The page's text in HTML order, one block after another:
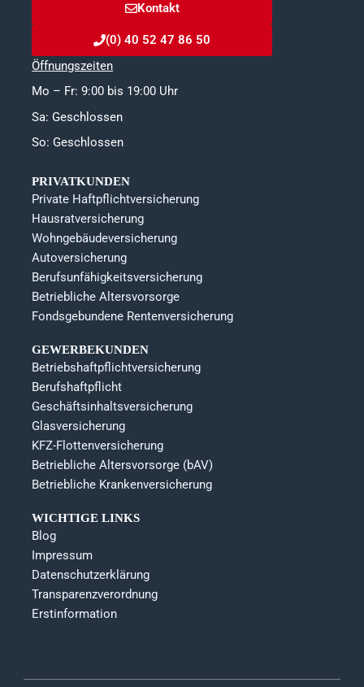
Kontakt
(0) 40 52 47 86 50
Öffnungszeiten
Mo – Fr: 9:00 bis 19:00 Uhr
Sa: Geschlossen
So: Geschlossen
PRIVATKUNDEN
Private Haftpflichtversicherung
Hausratversicherung
Wohngebäudeversicherung
Autoversicherung
Berufsunfähigkeitsversicherung
Betriebliche Altersvorsorge
Fondsgebundene Rentenversicherung
GEWERBEKUNDEN
Betriebshaftpflichtversicherung
Berufshaftpflicht
Geschäftsinhaltsversicherung
Glasversicherung
KFZ-Flottenversicherung
Betriebliche Altersvorsorge (bAV)
Betriebliche Krankenversicherung
WICHTIGE LINKS
Blog
Impressum
Datenschutzerklärung
Transparenzverordnung
Erstinformation